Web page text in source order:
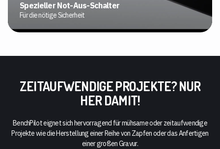
Spezieller Not-Aus-Schalter
Für die nötige Sicherheit
ZEITAUFWENDIGE PROJEKTE? NUR
HER DAMIT!
BenchPilot eignet sich hervorragend für mühsame oder zeitaufwendige
Projekte wie die Herstellung einer Reihe von Zapfen oder das Anfertigen
einer großen Gravur.